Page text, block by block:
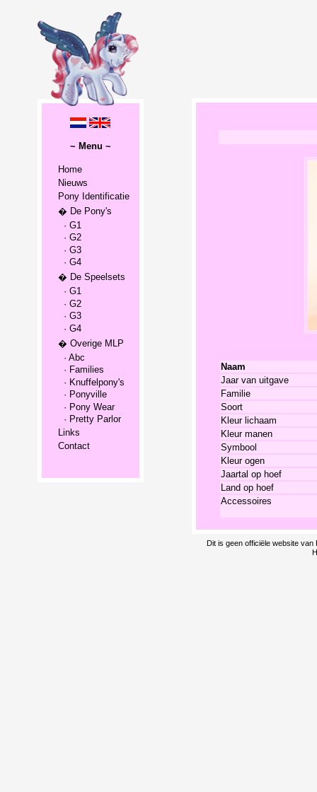
~ Menu ~
Home
Nieuws
Pony Identificatie
� De Pony's
· G1
· G2
· G3
· G4
� De Speelsets
· G1
· G2
· G3
· G4
� Overige MLP
· Abc
· Families
· Knuffelpony's
· Ponyville
· Pony Wear
· Pretty Parlor
Links
Contact
Naam
Jaar van uitgave
Familie
Soort
Kleur lichaam
Kleur manen
Symbool
Kleur ogen
Jaartal op hoef
Land op hoef
Accessoires
Dit is geen officiële website